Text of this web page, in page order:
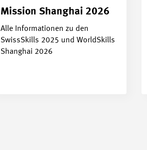
Mission Shanghai 2026
Alle Informationen zu den
SwissSkills 2025 und WorldSkills
Shanghai 2026